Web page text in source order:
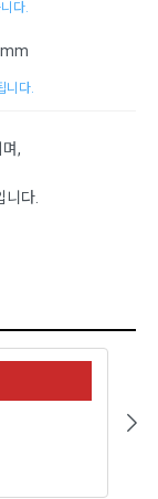
다.
mm
니다.
,
니다.